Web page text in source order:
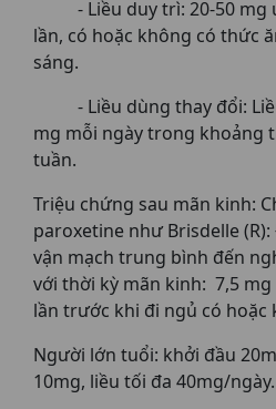
- Liều duy trì: 20-50 mg
lần, có hoặc không có thức
sáng.
- Liều dùng thay đổi:
mg mỗi ngày trong khoảng
tuần.
Triệu chứng sau mãn kinh:
paroxetine như Brisdelle
vận mạch trung bình đến
với thời kỳ mãn kinh: 7,5
lần trước khi đi ngủ có hoặc
Người lớn tuổi: khởi đầu
10mg, liều tối đa 40mg/ngày.